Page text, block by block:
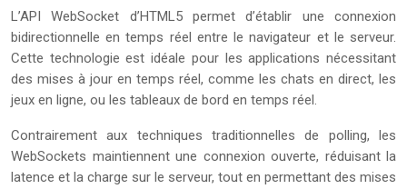
L’API WebSocket d’HTML5 permet d’établir une connexion
bidirectionnelle en temps réel entre le navigateur et le serveur.
Cette technologie est idéale pour les applications nécessitant
des mises à jour en temps réel, comme les chats en direct, les
jeux en ligne, ou les tableaux de bord en temps réel.
Contrairement aux techniques traditionnelles de polling, les
WebSockets maintiennent une connexion ouverte, réduisant la
latence et la charge sur le serveur, tout en permettant des mises